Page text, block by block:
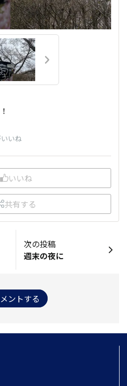
いね
いいね
共有する
次の投稿
週末の夜に
ントする